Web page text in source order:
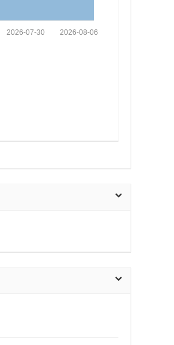
2026-08-06
2026-07-30